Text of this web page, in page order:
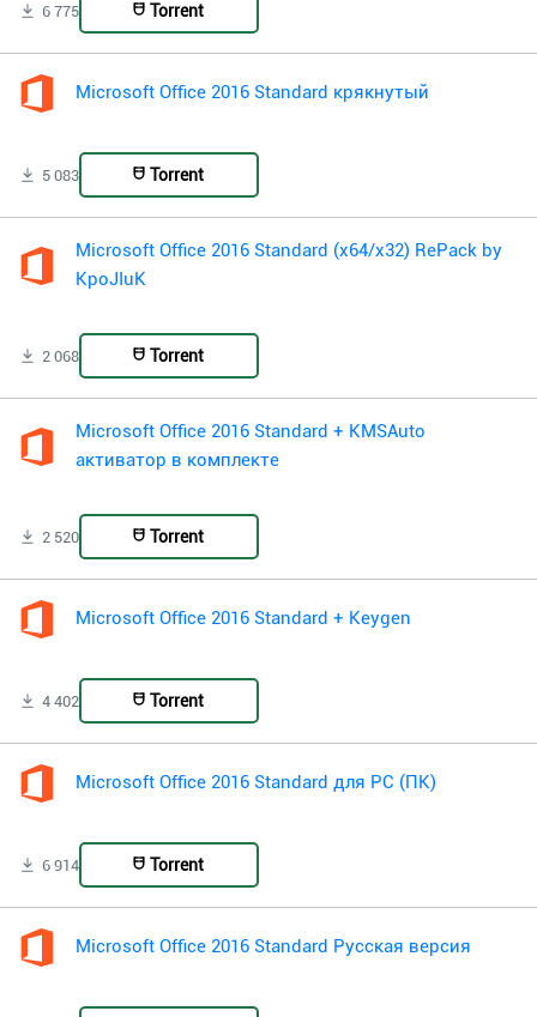
6 775 Torrent
Microsoft Office 2016 Standard крякнутый
5 083 Torrent
Microsoft Office 2016 Standard (x64/x32) RePack by
KpoJIuK
2 068 Torrent
Microsoft Office 2016 Standard + KMSAuto
активатор в комплекте
2 520 Torrent
Microsoft Office 2016 Standard + Keygen
4 402 Torrent
Microsoft Office 2016 Standard для PC (ПК)
6 914 Torrent
Microsoft Office 2016 Standard Русская версия